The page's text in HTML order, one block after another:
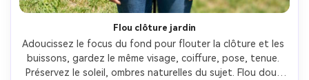
Flou clôture jardin
Adoucissez le focus du fond pour flouter la clôture et les
buissons, gardez le même visage, coiffure, pose, tenue.
Préservez le soleil, ombres naturelles du sujet. Flou doux